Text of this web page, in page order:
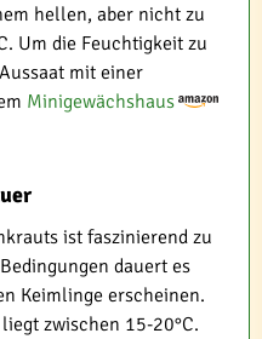
hellen, aber nicht zu
Um die Feuchtigkeit zu
mit einer
Minigewächshaus
ist faszinierend zu
dauert es
Keimlinge erscheinen.
zwischen 15-20°C.